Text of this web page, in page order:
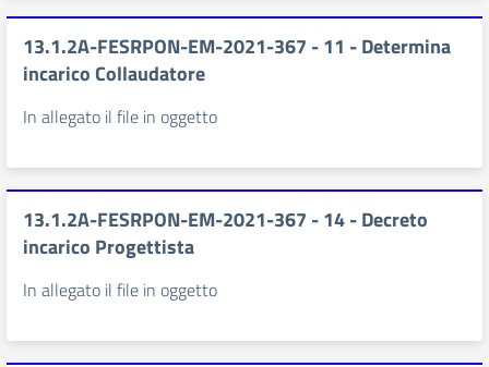
13.1.2A-FESRPON-EM-2021-367 - 11 - Determina
incarico Collaudatore
In allegato il file in oggetto
13.1.2A-FESRPON-EM-2021-367 - 14 - Decreto
incarico Progettista
In allegato il file in oggetto